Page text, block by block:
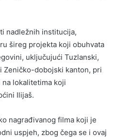
nadležnih institucija,
šireg projekta koji obuhvata
uključujući Tuzlanski,
Zeničko-dobojski kanton, pri
lokalitetima koji
Ilijaš.
nagrađivanog filma koji je
uspjeh, zbog čega se i ovaj